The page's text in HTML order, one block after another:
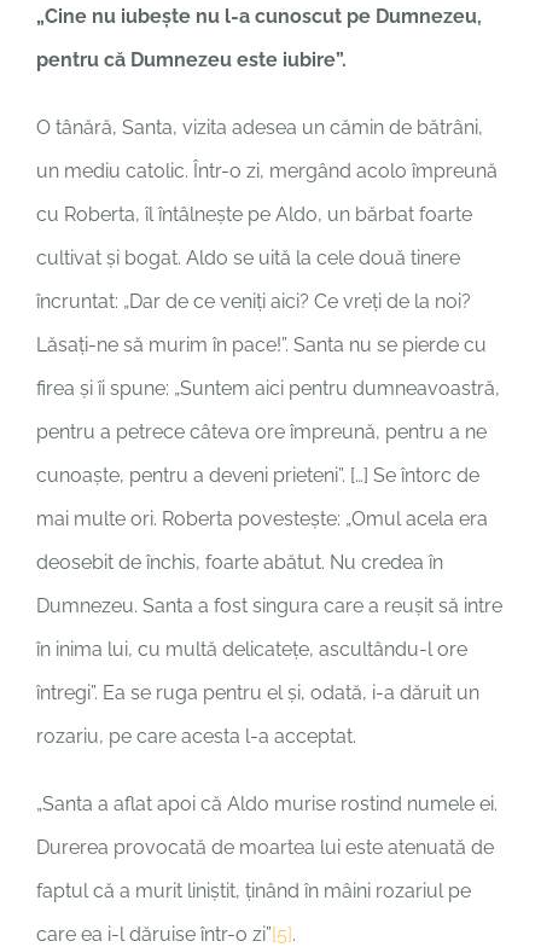
„Cine nu iubeşte nu l-a cunoscut pe Dumnezeu,
pentru că Dumnezeu este iubire”.
O tânără, Santa, vizita adesea un cămin de bătrâni,
un mediu catolic. Într-o zi, mergând acolo împreună
cu Roberta, îl întâlnește pe Aldo, un bărbat foarte
cultivat și bogat. Aldo se uită la cele două tinere
încruntat: „Dar de ce veniți aici? Ce vreți de la noi?
Lăsați-ne să murim în pace!”. Santa nu se pierde cu
firea și îi spune: „Suntem aici pentru dumneavoastră,
pentru a petrece câteva ore împreună, pentru a ne
cunoaște, pentru a deveni prieteni”. […] Se întorc de
mai multe ori. Roberta povestește: „Omul acela era
deosebit de închis, foarte abătut. Nu credea în
Dumnezeu. Santa a fost singura care a reușit să intre
în inima lui, cu multă delicatețe, ascultându-l ore
întregi”. Ea se ruga pentru el și, odată, i-a dăruit un
rozariu, pe care acesta l-a acceptat.
„Santa a aflat apoi că Aldo murise rostind numele ei.
Durerea provocată de moartea lui este atenuată de
faptul că a murit liniștit, ținând în mâini rozariul pe
care ea i-l dăruise într-o zi”[5].